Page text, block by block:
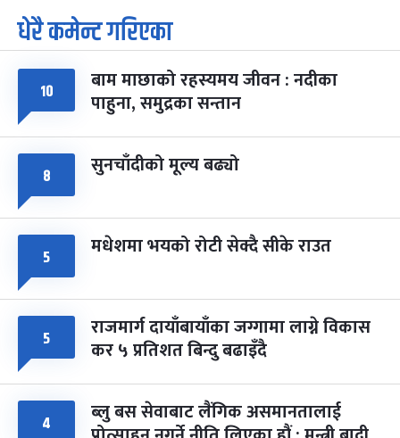
७
आइत
पूर्णिमा व्रत
चैत्र ७, २०८३-Mar 21, 2027
८ फागुपूर्णिमा
चैत्र ८, २०८३-Mar 22, 2027
७ महिना बाँकी
धेरै कमेन्ट गरिएका
१० बाम माछाको रहस्यमय जीवन : नदीका
पाहुना, समुद्रका सन्तान
८ सुनचाँदीको मूल्य बढ्यो
५ मधेशमा भयको रोटी सेक्दै सीके राउत
५ राजमार्ग दायाँबायाँका जग्गामा लाग्ने विकास
कर ५ प्रतिशत बिन्दु बढाइँदै
४ ब्लु बस सेवाबाट लैंगिक असमानतालाई